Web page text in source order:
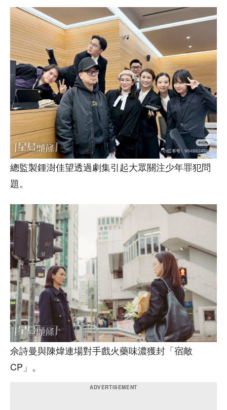
總監製鍾澍佳望透過劇集引起大眾關注少年罪犯問
題。
佘詩曼與陳煒連場對手戲火藥味濃獲封「宿敵
CP」。